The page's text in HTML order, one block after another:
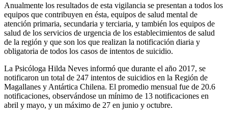
Anualmente los resultados de esta vigilancia se presentan a todos los
equipos que contribuyen en ésta, equipos de salud mental de
atención primaria, secundaria y terciaria, y también los equipos de
salud de los servicios de urgencia de los establecimientos de salud
de la región y que son los que realizan la notificación diaria y
obligatoria de todos los casos de intentos de suicidio.
La Psicóloga Hilda Neves informó que durante el año 2017, se
notificaron un total de 247 intentos de suicidios en la Región de
Magallanes y Antártica Chilena. El promedio mensual fue de 20.6
notificaciones, observándose un mínimo de 13 notificaciones en
abril y mayo, y un máximo de 27 en junio y octubre.